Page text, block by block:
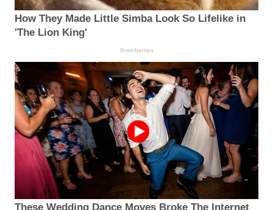
How They Made Little Simba Look So Lifelike in
'The Lion King'
Brainberries
These Wedding Dance Moves Broke The Internet